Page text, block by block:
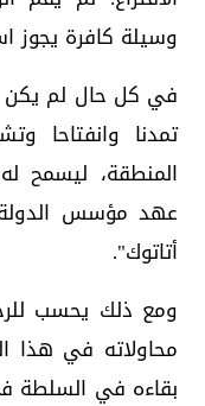
وسيلة كافرة يجوز
في كل حال لم يكن
تمدنا وانفتاحا
المنطقة، ليسمح
عهد مؤسس
أتاتوك".
ومع ذلك يحسب
محاولاته في هذا
بقاءه في السلطة